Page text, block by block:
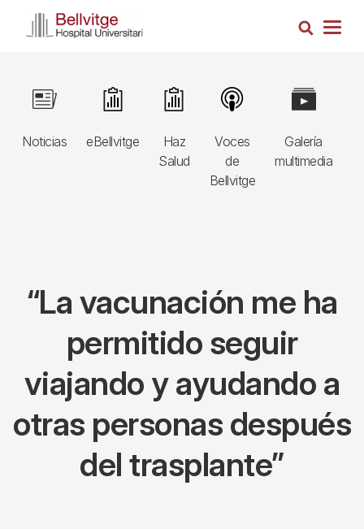
Busca
Navegació
principal
3r
Noticias
Image
eBellvitge
Image
Haz
Salud
Image
Voces
de
Bellvitge
Image
Galería
multimedia
Image
“La vacunación me ha
permitido seguir
viajando y ayudando a
otras personas después
del trasplante”